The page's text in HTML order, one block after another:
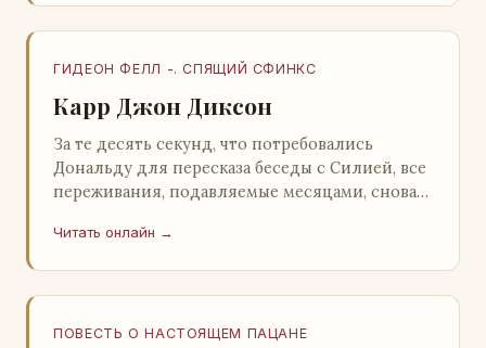
ГИДЕОН ФЕЛЛ -. СПЯЩИЙ СФИНКС
Карр Джон Диксон
За те десять секунд, что потребовались
Дональду для пересказа беседы с Силией, все
переживания, подавляемые месяцами, снова
среди…
Читать онлайн →
ПОВЕСТЬ О НАСТОЯЩЕМ ПАЦАНЕ